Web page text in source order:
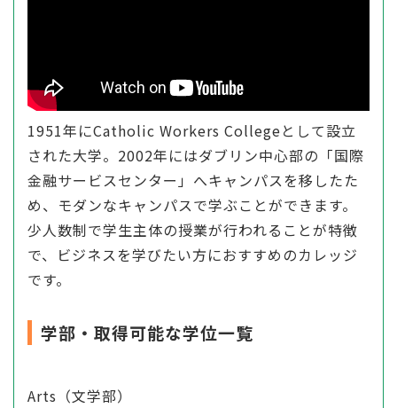
1951年にCatholic Workers Collegeとして設立
された大学。2002年にはダブリン中心部の「国際
金融サービスセンター」へキャンパスを移したた
め、モダンなキャンパスで学ぶことができます。
少人数制で学生主体の授業が行われることが特徴
で、ビジネスを学びたい方におすすめのカレッジ
です。
学部・取得可能な学位一覧
Arts（文学部）